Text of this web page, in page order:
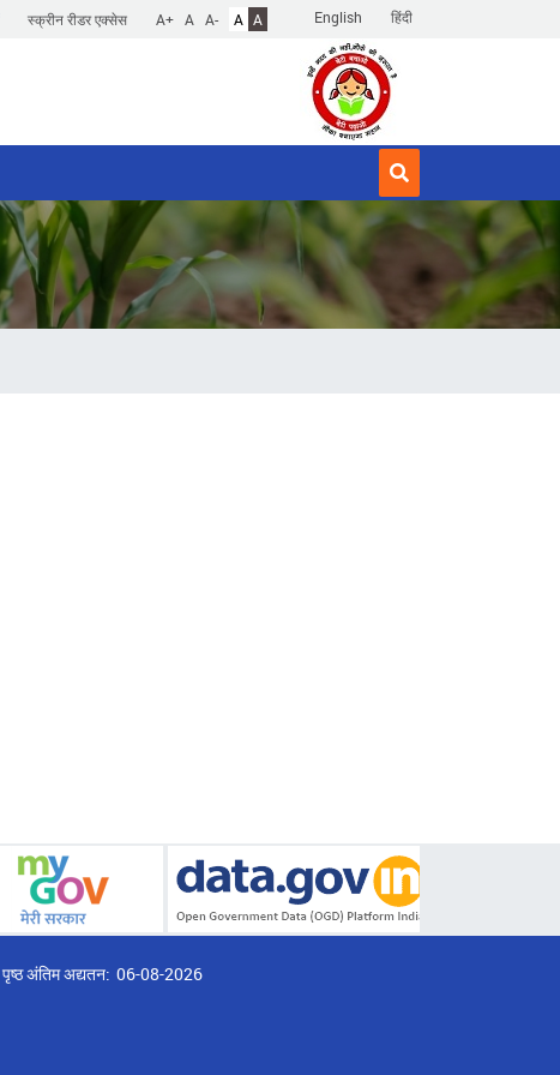
English हिंदी
स्क्रीन रीडर एक्सेस A+ A A- A A
पृष्ठ अंतिम अद्यतन: 06-08-2026